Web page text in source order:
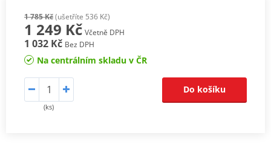
1 785 Kč(ušetříte 536 Kč)
1 249 Kč Včetně DPH
1 032 Kč Bez DPH
Na centrálním skladu v ČR
(ks)
Do košíku